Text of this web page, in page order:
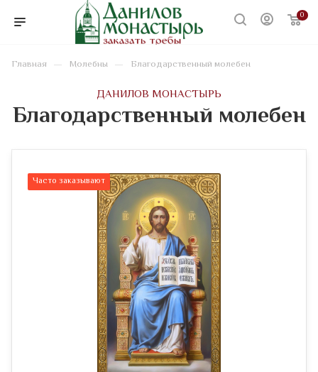
0
Главная — Молебны — Благодарственный молебен
ДАНИЛОВ МОНАСТЫРЬ
Благодарственный молебен
Часто заказывают